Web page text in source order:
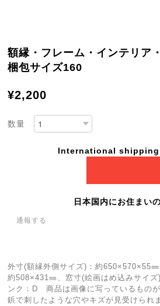
額縁・フレーム・インテリア
梱包サイズ160
¥2,200
数量
International
日本国内にお住まい
通報する
外寸(額縁外側サイズ)：約650×570×55㎜
約508×431㎜、窓寸(絵画はめ込みサイ
ンク：D 商品は画像に写っているもの
鋲で刺したような穴やキズが見受けられ